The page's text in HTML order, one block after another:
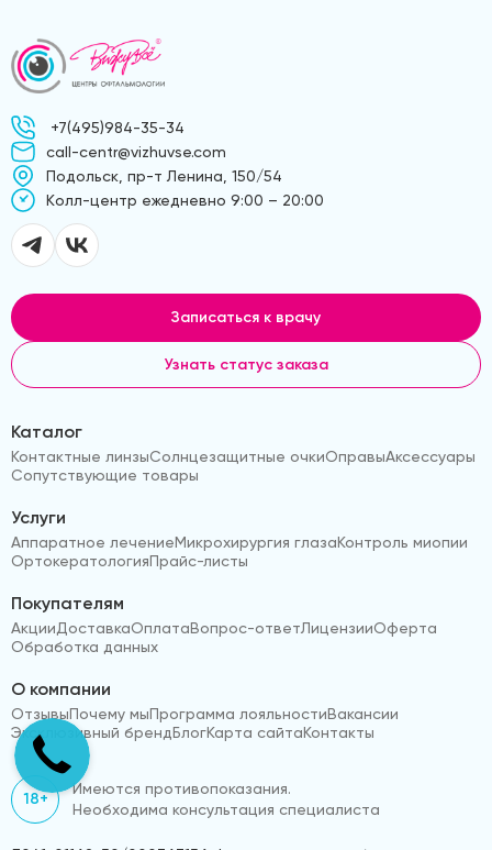
+7(495)984-35-34
call-centr@vizhuvse.com
Подольск, пр-т Ленина, 150/54
Kолл-центр ежедневно 9:00 – 20:00
Записаться к врачу
Узнать статус заказа
Каталог
Контактные линзыСолнцезащитные очкиОправыАксессуары
Сопутствующие товары
Услуги
Аппаратное лечениеМикрохирургия глазаКонтроль миопии
ОртокератологияПрайс-листы
Покупателям
АкцииДоставкаОплатаВопрос-ответЛицензииОферта
Обработка данных
О компании
ОтзывыПочему мыПрограмма лояльностиВакансии
Эксклюзивный брендБлогКарта сайтаКонтакты
18+
Имеются противопоказания.
Необходима консультация специалиста